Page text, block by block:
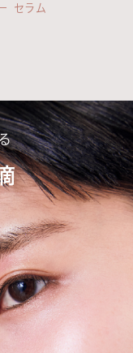
セラム